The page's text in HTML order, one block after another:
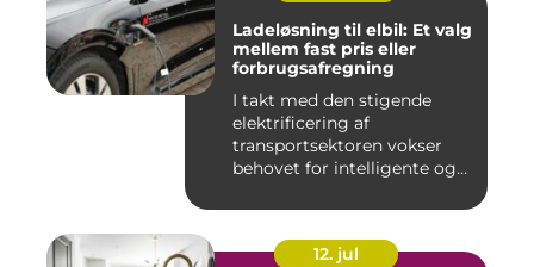
Ladeløsning til elbil: Et valg
mellem fast pris eller
forbrugsafregning
I takt med den stigende
elektrificering af
transportsektoren vokser
behovet for intelligente og
12. jul